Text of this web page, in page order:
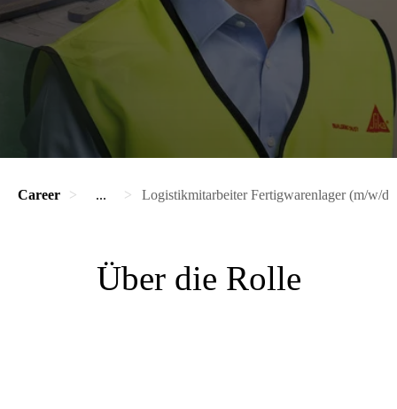
Career ... Logistikmitarbeiter Fertigwarenlager (m/w/d)
Über die Rolle